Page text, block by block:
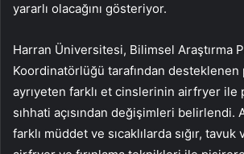
yararlı olacağını gösteriyor.
Harran Üniversitesi, Bilimsel Araştırma
Koordinatörlüğü tarafından desteklenen
ayrıyeten farklı et cinslerinin airfryer
sıhhati açısından değişimleri belirlendi.
farklı müddet ve sıcaklılarda sığır, tavuk